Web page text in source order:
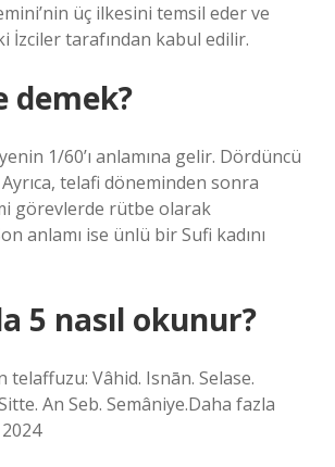
üç ilkesini temsil eder ve
İzciler tarafından kabul edilir.
demek?
1/60’ı anlamına gelir. Dördüncü
telafi döneminden sonra
görevlerde rütbe olarak
anlamı ise ünlü bir Sufi kadını
5 nasıl okunur?
telaffuzu: Vâhid. Isnān. Selase.
An Seb. Semâniye.Daha fazla